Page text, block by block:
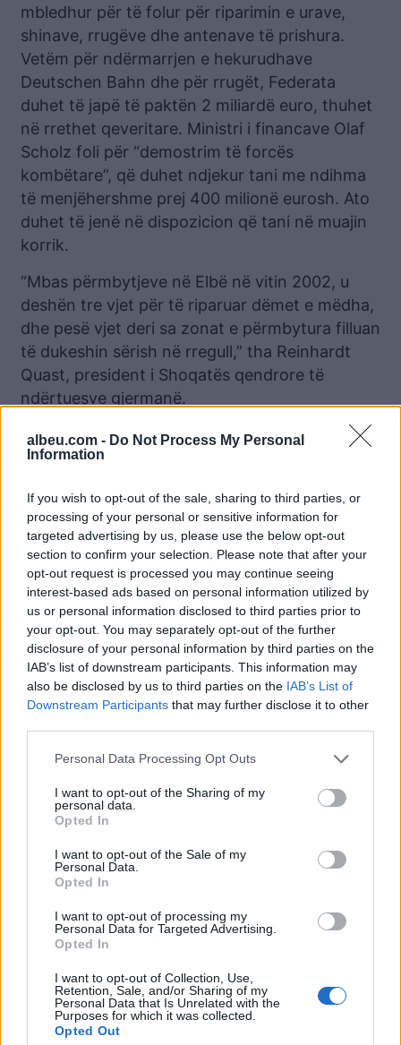
albeu.com - Do Not Process My Personal
Information
If you wish to opt-out of the sale, sharing to third parties, or
processing of your personal or sensitive information for
targeted advertising by us, please use the below opt-out
section to confirm your selection. Please note that after your
opt-out request is processed you may continue seeing
interest-based ads based on personal information utilized by
us or personal information disclosed to third parties prior to
your opt-out. You may separately opt-out of the further
disclosure of your personal information by third parties on the
IAB’s list of downstream participants. This information may
also be disclosed by us to third parties on the IAB’s List of
Downstream Participants that may further disclose it to other
Personal Data Processing Opt Outs
I want to opt-out of the Sharing of my
personal data.
Opted In
I want to opt-out of the Sale of my
Personal Data.
Opted In
I want to opt-out of processing my
Personal Data for Targeted Advertising.
Opted In
I want to opt-out of Collection, Use,
Retention, Sale, and/or Sharing of my
Personal Data that Is Unrelated with the
Purposes for which it was collected.
Opted Out
mbledhur për të folur për riparimin e urave,
shinave, rrugëve dhe antenave të prishura.
Vetëm për ndërmarrjen e hekurudhave
Deutschen Bahn dhe për rrugët, Federata
duhet të japë të paktën 2 miliardë euro, thuhet
në rrethet qeveritare. Ministri i financave Olaf
Scholz foli për “demostrim të forcës
kombëtare”, që duhet ndjekur tani me ndihma
të menjëhershme prej 400 milionë eurosh. Ato
duhet të jenë në dispozicion që tani në muajin
korrik.
“Mbas përmbytjeve në Elbë në vitin 2002, u
deshën tre vjet për të riparuar dëmet e mëdha,
dhe pesë vjet deri sa zonat e përmbytura filluan
të dukeshin sërish në rregull,” tha Reinhardt
Quast, president i Shoqatës qendrore të
ndërtuesve gjermanë.
Përmbytjet e viteve 2002 dhe 2013, janë
përdorur gjithnjë si pika referimi për të bërë
menjëhershme, Federata dhe landet vunë në
atë kohë në dispozicion tetë miliardë euro. Por
kriza aktuale ia kalon atyre të mëparshmeve.
Shifra e njerëzve që kanë humbur jetën e bën
këtë të qartë: 164 të vdekur në zonën e
katastrofës. Kjo shifër nuk do të mbesë kaq,
sepse viktima të tjera nuk janë gjendur ende.
Forcat e shpëtimit janë duke kërkuar ende për
të humburit.
Përmbytjet e frikshme në
Gjermani e Belgjikë, shkon
(FOTO LAJM)
VIDEO/ Qyteza në Torino
Leksione nga Holanda: Si